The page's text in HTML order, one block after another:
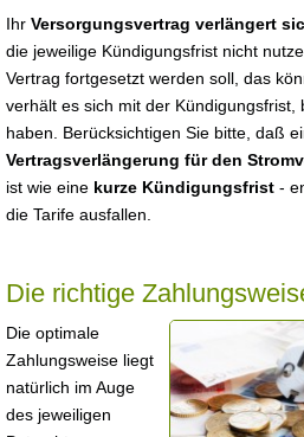
Ihr Versorgungsvertrag verlängert
die jeweilige Kündigungsfrist nicht
Vertrag fortgesetzt werden soll, das
verhält es sich mit der Kündigungsfrist,
haben. Berücksichtigen Sie bitte, daß
Vertragsverlängerung für den
ist wie eine kurze Kündigungsfrist -
die Tarife ausfallen.
Die richtige
Die optimale
Zahlungsweise liegt
natürlich im Auge
des jeweiligen